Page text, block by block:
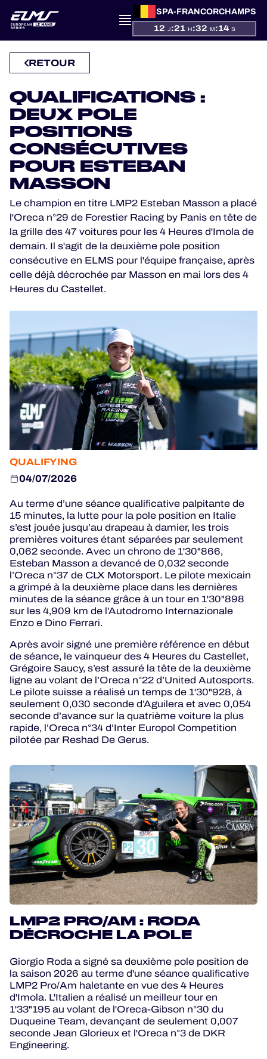
SPA-FRANCORCHAMPS
12 J:21 H:32 M:13 S
ACTUALITÉS
SAISON
CLASSEMENTS
RÉSULTATS
PARTICIPANTS
JEU OFFICIEL
HOSPITALITY
BILLETTERIE
24H LEMANS
FIAWEC
MLMC
ALMS
RETOUR
QUALIFICATIONS :
DEUX POLE
POSITIONS
CONSÉCUTIVES
POUR ESTEBAN
MASSON
Le champion en titre LMP2 Esteban Masson a placé
l'Oreca n°29 de Forestier Racing by Panis en tête de
la grille des 47 voitures pour les 4 Heures d'Imola de
demain. Il s'agit de la deuxième pole position
consécutive en ELMS pour l'équipe française, après
celle déjà décrochée par Masson en mai lors des 4
Heures du Castellet.
QUALIFYING
04/07/2026
Au terme d’une séance qualificative palpitante de
15 minutes, la lutte pour la pole position en Italie
s’est jouée jusqu’au drapeau à damier, les trois
premières voitures étant séparées par seulement
0,062 seconde. Avec un chrono de 1'30"866,
Esteban Masson a devancé de 0,032 seconde
l’Oreca n°37 de CLX Motorsport. Le pilote mexicain
a grimpé à la deuxième place dans les dernières
minutes de la séance grâce à un tour en 1'30"898
sur les 4,909 km de l’Autodromo Internazionale
Enzo e Dino Ferrari.
Après avoir signé une première référence en début
de séance, le vainqueur des 4 Heures du Castellet,
Grégoire Saucy, s’est assuré la tête de la deuxième
ligne au volant de l’Oreca n°22 d’United Autosports.
Le pilote suisse a réalisé un temps de 1'30"928, à
seulement 0,030 seconde d’Aguilera et avec 0,054
seconde d’avance sur la quatrième voiture la plus
rapide, l’Oreca n°34 d’Inter Europol Competition
pilotée par Reshad De Gerus.
LMP2 PRO/AM : RODA
DÉCROCHE LA POLE
Giorgio Roda a signé sa deuxième pole position de
la saison 2026 au terme d'une séance qualificative
LMP2 Pro/Am haletante en vue des 4 Heures
d'Imola. L'Italien a réalisé un meilleur tour en
1'33"195 au volant de l'Oreca-Gibson n°30 du
Duqueine Team, devançant de seulement 0,007
seconde Jean Glorieux et l'Oreca n°3 de DKR
Engineering.